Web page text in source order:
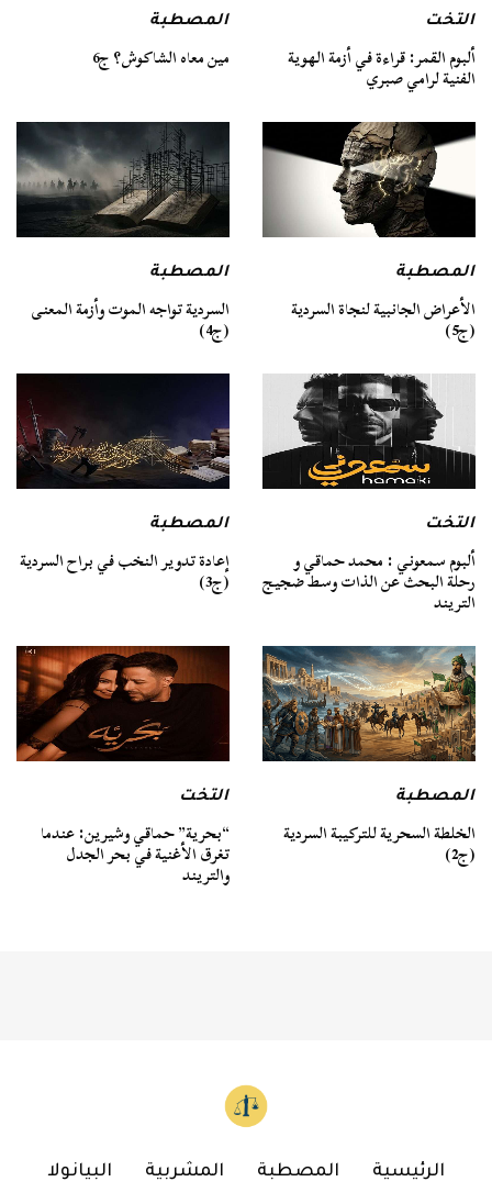
التخت
ألبوم القمر: قراءة في أزمة الهوية
الفنية لرامي صبري
المصطبة
مين معاه الشاكوش؟ ج6
المصطبة
الأعراض الجانبية لنجاة السردية
(ج5)
المصطبة
السردية تواجه الموت وأزمة المعنى
(ج4)
التخت
ألبوم سمعوني : محمد حماقي و
رحلة البحث عن الذات وسط ضجيج
التريند
المصطبة
إعادة تدوير النخب في براح السردية
(ج3)
المصطبة
الخلطة السحرية للتركيبة السردية
(ج2)
التخت
“بحرية” حماقي وشيرين: عندما
تغرق الأغنية في بحر الجدل
والتريند
الرئيسية المصطبة المشربية البيانولا